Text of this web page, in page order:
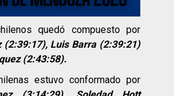
quedó compuesto por
(2:39:17), Luis Barra (2:39:21)
(2:43:58).
estuvo conformado por